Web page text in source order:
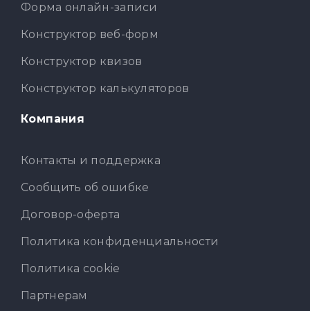
Форма онлайн-записи
Конструктор веб-форм
Конструктор квизов
Конструктор калькуляторов
Компания
Контакты и поддержка
Сообщить об ошибке
Договор-оферта
Политика конфиденциальности
Политика cookie
Партнерам